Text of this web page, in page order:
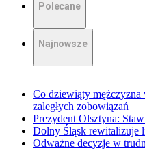
Polecane
Najnowsze
Co dziewiąty mężczyzna
zaległych zobowiązań
Prezydent Olsztyna:
Dolny Śląsk rewitalizuje
Odważne decyzje w